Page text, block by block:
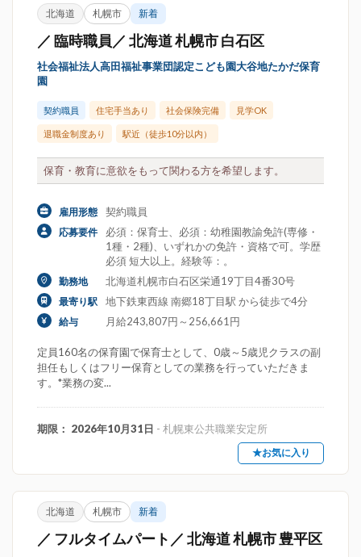
北海道 札幌市 新着
／ 臨時職員／ 北海道 札幌市 白石区
社会福祉法人高田福祉事業団認定こども園大谷地たかだ保育
園
契約職員 住宅手当あり 社会保険完備 見学OK
退職金制度あり 駅近（徒歩10分以内）
保育・教育に意欲をもって関わる方を希望します。
雇用形態 契約職員
応募要件
必須：保育士、必須：幼稚園教諭免許(専修・
1種・2種)、いずれかの免許・資格で可。学歴
必須 短大以上。経験等：。
勤務地 北海道札幌市白石区栄通19丁目4番30号
最寄り駅 地下鉄東西線 南郷18丁目駅 から徒歩で4分
給与 月給243,807円～256,661円
定員160名の保育園で保育士として、0歳～5歳児クラスの副
担任もしくはフリー保育としての業務を行っていただきま
す。*業務の変...
期限： 2026年10月31日 - 札幌東公共職業安定所
★お気に入り
北海道 札幌市 新着
／ フルタイムパート／ 北海道 札幌市 豊平区